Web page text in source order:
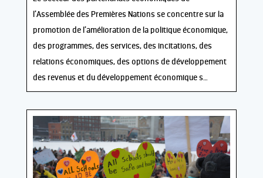
l’Assemblée des Premières Nations se concentre sur la
promotion de l’amélioration de la politique économique,
des programmes, des services, des incitations, des
relations économiques, des options de développement
des revenus et du développement économique s…